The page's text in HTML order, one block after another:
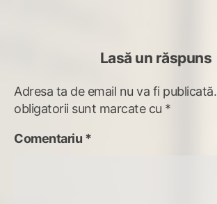
Lasă un răspuns
Adresa ta de email nu va fi publicată.
obligatorii sunt marcate cu *
Comentariu *